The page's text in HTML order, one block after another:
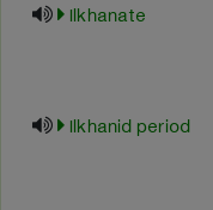
Ilkhanate
Ilkhanid period